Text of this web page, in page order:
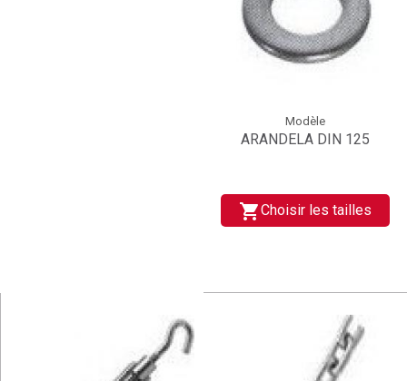
Modèle
ARANDELA DIN 125
shopping_cartChoisir les tailles